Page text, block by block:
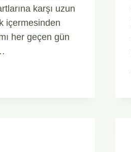
karşı uzun
içermesinden
her geçen gün